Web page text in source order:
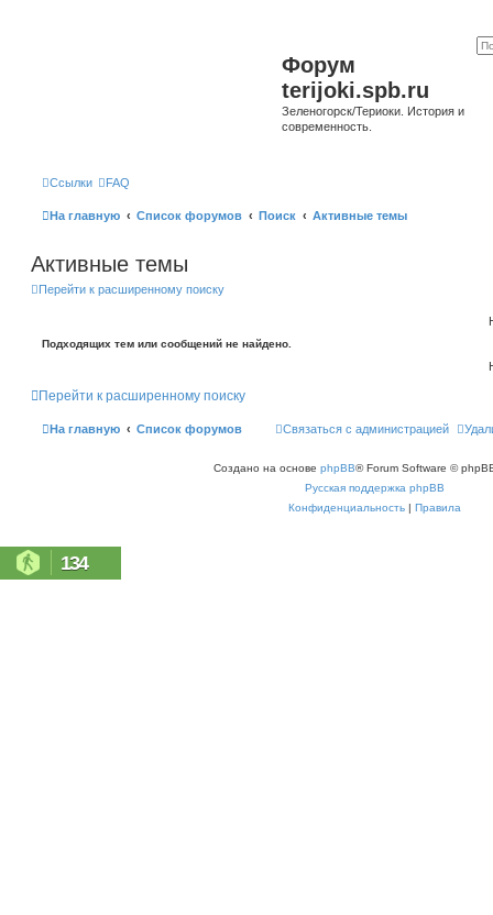
Форум
terijoki.spb.ru
Зеленогорск/Териоки. История и
современность.
Ссылки FAQ
На главную Список форумов Поиск Активные темы
Активные темы
Перейти к расширенному поиску
Подходящих тем или сообщений не найдено.
Перейти к расширенному поиску
На главную Список форумов Связаться с администрацией
Создано на основе phpBB® Forum Software ©
Русская поддержка phpBB
Конфиденциальность | Правила
134